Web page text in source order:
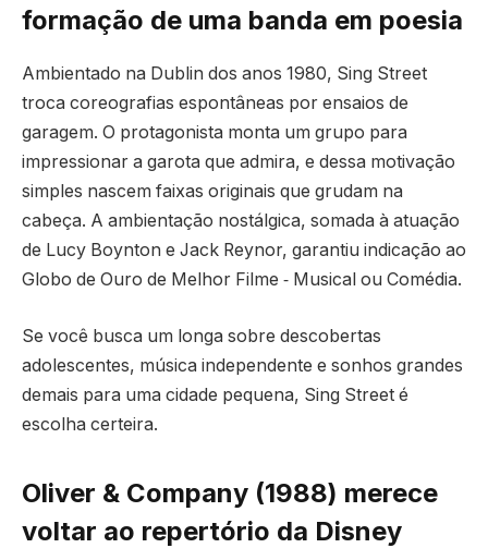
formação de uma banda em poesia
Ambientado na Dublin dos anos 1980, Sing Street
troca coreografias espontâneas por ensaios de
garagem. O protagonista monta um grupo para
impressionar a garota que admira, e dessa motivação
simples nascem faixas originais que grudam na
cabeça. A ambientação nostálgica, somada à atuação
de Lucy Boynton e Jack Reynor, garantiu indicação ao
Globo de Ouro de Melhor Filme ‑ Musical ou Comédia.
Se você busca um longa sobre descobertas
adolescentes, música independente e sonhos grandes
demais para uma cidade pequena, Sing Street é
escolha certeira.
Oliver & Company (1988) merece
voltar ao repertório da Disney